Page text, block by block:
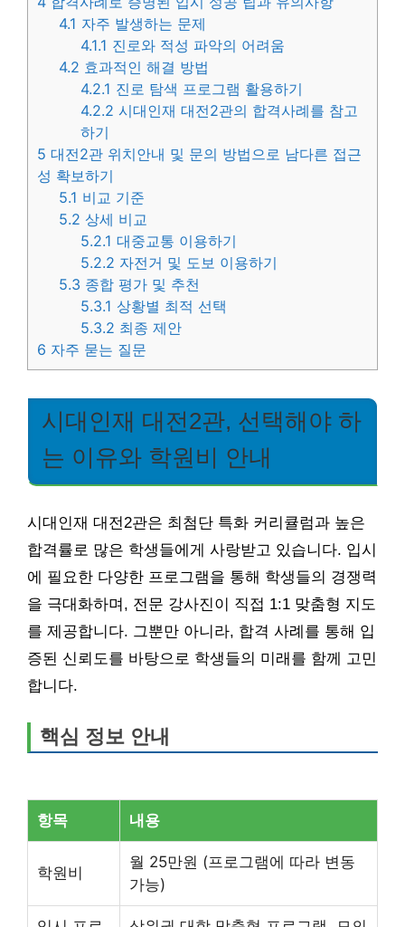
4.1 자주 발생하는 문제
4.1.1 진로와 적성 파악의 어려움
4.2 효과적인 해결 방법
4.2.1 진로 탐색 프로그램 활용하기
4.2.2 시대인재 대전2관의 합격사례를 참고
하기
5 대전2관 위치안내 및 문의 방법으로 남다른 접근
성 확보하기
5.1 비교 기준
5.2 상세 비교
5.2.1 대중교통 이용하기
5.2.2 자전거 및 도보 이용하기
5.3 종합 평가 및 추천
5.3.1 상황별 최적 선택
5.3.2 최종 제안
6 자주 묻는 질문
시대인재 대전2관, 선택해야 하
는 이유와 학원비 안내
시대인재 대전2관은 최첨단 특화 커리큘럼과 높은
합격률로 많은 학생들에게 사랑받고 있습니다. 입시
에 필요한 다양한 프로그램을 통해 학생들의 경쟁력
을 극대화하며, 전문 강사진이 직접 1:1 맞춤형 지도
를 제공합니다. 그뿐만 아니라, 합격 사례를 통해 입
증된 신뢰도를 바탕으로 학생들의 미래를 함께 고민
합니다.
핵심 정보 안내
항목 내용
학원비
월 25만원 (프로그램에 따라 변동
가능)